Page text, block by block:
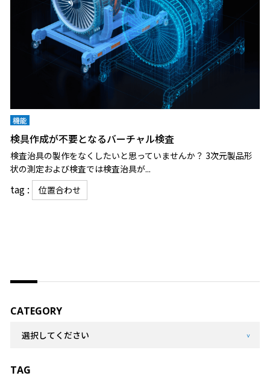
機能
検具作成が不要となるバーチャル検査
検査治具の製作をなくしたいと思っていませんか？ 3次元製品形
状の測定および検査では検査治具が...
tag : 位置合わせ
CATEGORY
TAG